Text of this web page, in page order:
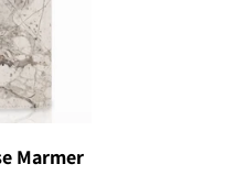
Marmer